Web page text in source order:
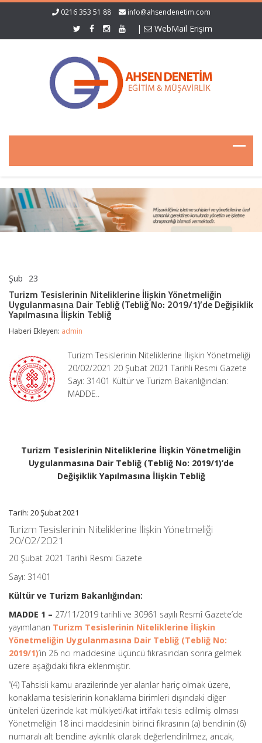
0216 353 51 88 info@ahsendenetim.com
| WebMail Erişim
Şub 23
Niteliklerine
İlişkin
Yönetmeliğin
Uygulanmasına
(Tebliğ
No:
2019/1)’de
Değişiklik
Yapılmasına
Turizm Tesislerinin Niteliklerine İlişkin Yönetmeliğin
Uygulanmasına Dair Tebliğ (Tebliğ No: 2019/1)’de Değişiklik
Yapılmasına İlişkin Tebliğ
Haberi Ekleyen: admin
Turizm Tesislerinin Niteliklerine İlişkin Yönetmeliği
20/02/2021 20 Şubat 2021 Tarihli Resmi Gazete
Sayı: 31401 Kültür ve Turizm Bakanlığından:
MADDE..
Turizm Tesislerinin Niteliklerine İlişkin Yönetmeliğin
Uygulanmasına Dair Tebliğ (Tebliğ No: 2019/1)’de
Değişiklik Yapılmasına İlişkin Tebliğ
Tarih: 20 Şubat 2021
Turizm Tesislerinin Niteliklerine İlişkin Yönetmeliği
20/02/2021
20 Şubat 2021 Tarihli Resmi Gazete
Sayı: 31401
Kültür ve Turizm Bakanlığından:
MADDE 1 – 27/11/2019 tarihli ve 30961 sayılı Resmî Gazete’de
yayımlanan Turizm Tesislerinin Niteliklerine İlişkin
Yönetmeliğin Uygulanmasına Dair Tebliğ (Tebliğ No:
2019/1)’in 26 ncı maddesine üçüncü fıkrasından sonra gelmek
üzere aşağıdaki fıkra eklenmiştir.
“(4) Tahsisli kamu arazilerinde yer alanlar hariç olmak üzere,
konaklama tesislerinin konaklama birimleri dışındaki diğer
üniteleri üzerinde kat mülkiyeti/kat irtifakı tesis edilmiş olması
Yönetmeliğin 18 inci maddesinin birinci fıkrasının (a) bendinin (6)
numaralı alt bendine aykırılık olarak değerlendirilmez, ancak,